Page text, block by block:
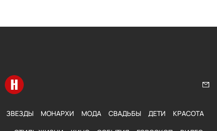
Перейти на главную
ЗВЕЗДЫ МОНАРХИ МОДА СВАДЬБЫ ДЕТИ КРАСОТА